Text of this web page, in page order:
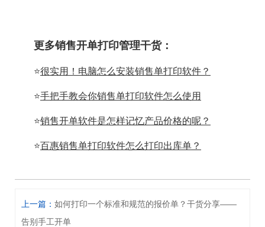
更多销售开单打印管理干货：
⭐很实用！电脑怎么安装销售单打印软件？
⭐手把手教会你销售单打印软件怎么使用
⭐销售开单软件是怎样记忆产品价格的呢？
⭐百惠销售单打印软件怎么打印出库单？
上一篇： 如何打印一个标准和规范的报价单？干货分享——
告别手工开单